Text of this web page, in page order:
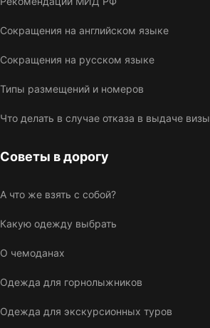
Сокращения на английском языке
Сокращения на русском языке
Типы размещений и номеров
Что делать в случае отказа в выдаче визы
Советы в дорогу
А что же взять с собой?
Какую одежду выбрать
О чемоданах
Одежда для горнолыжников
Одежда для экскурсионных туров